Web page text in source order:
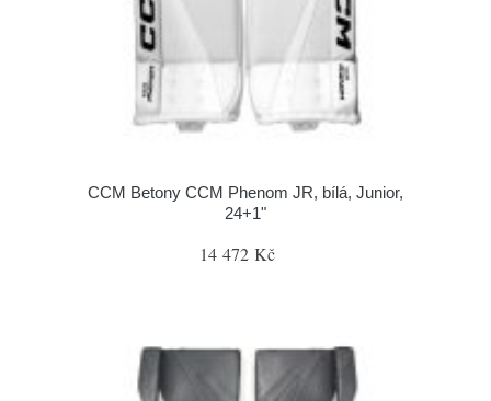
CCM Betony CCM Phenom JR, bílá, Junior,
24+1"
14 472 Kč